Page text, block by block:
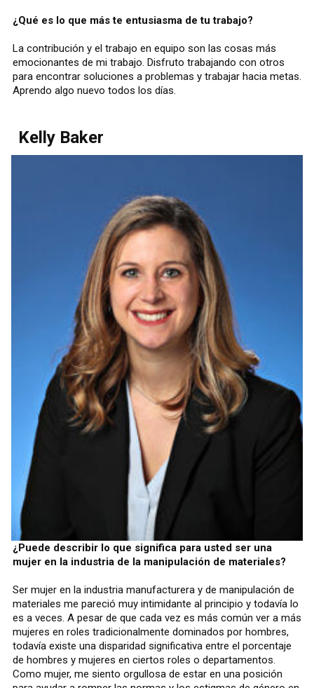
¿Qué es lo que más te entusiasma de tu trabajo?
La contribución y el trabajo en equipo son las cosas más
emocionantes de mi trabajo. Disfruto trabajando con otros
para encontrar soluciones a problemas y trabajar hacia metas.
Aprendo algo nuevo todos los días.
Kelly Baker
¿Puede describir lo que significa para usted ser una
mujer en la industria de la manipulación de materiales?
Ser mujer en la industria manufacturera y de manipulación de
materiales me pareció muy intimidante al principio y todavía lo
es a veces. A pesar de que cada vez es más común ver a más
mujeres en roles tradicionalmente dominados por hombres,
todavía existe una disparidad significativa entre el porcentaje
de hombres y mujeres en ciertos roles o departamentos.
Como mujer, me siento orgullosa de estar en una posición